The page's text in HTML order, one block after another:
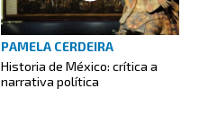
PAMELA CERDEIRA
Historia de México: crítica a
narrativa política